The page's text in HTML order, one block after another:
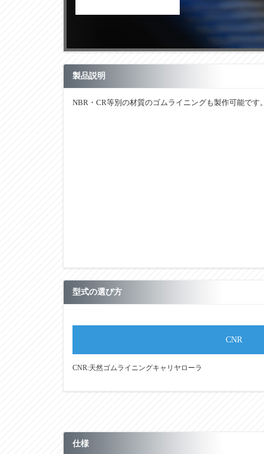
製品説明
NBR・CR等別の材質のゴムライニングも製作可能です
型式の選び方
CNR
CNR:天然ゴムライニングキャリヤローラ
仕様